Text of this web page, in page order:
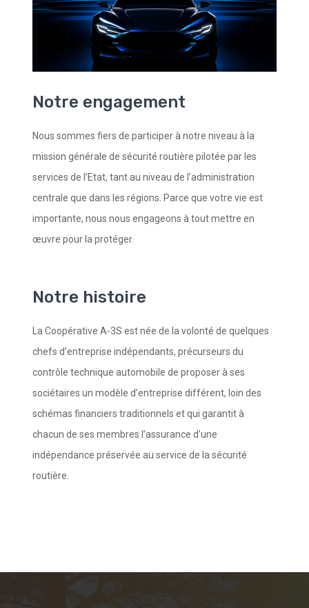
Notre engagement
Nous sommes fiers de participer à notre niveau à la
mission générale de sécurité routière pilotée par les
services de l’Etat, tant au niveau de l’administration
centrale que dans les régions. Parce que votre vie est
importante, nous nous engageons à tout mettre en
œuvre pour la protéger.
Notre histoire
La Coopérative A-3S est née de la volonté de quelques
chefs d’entreprise indépendants, précurseurs du
contrôle technique automobile de proposer à ses
sociétaires un modèle d’entreprise différent, loin des
schémas financiers traditionnels et qui garantit à
chacun de ses membres l’assurance d’une
indépendance préservée au service de la sécurité
routière.